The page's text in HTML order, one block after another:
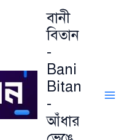
বানী
বিতান
-
Bani
Bitan
-
আঁধার